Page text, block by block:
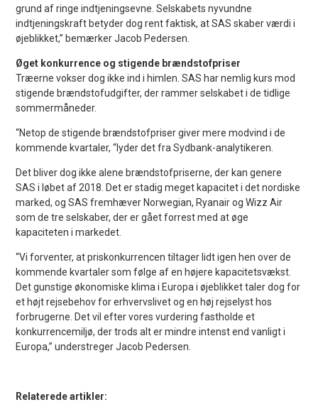
grund af ringe indtjeningsevne. Selskabets nyvundne
indtjeningskraft betyder dog rent faktisk, at SAS skaber værdi i
øjeblikket,” bemærker Jacob Pedersen.
Øget konkurrence og stigende brændstofpriser
Træerne vokser dog ikke ind i himlen. SAS har nemlig kurs mod
stigende brændstofudgifter, der rammer selskabet i de tidlige
sommermåneder.
“Netop de stigende brændstofpriser giver mere modvind i de
kommende kvartaler, “lyder det fra Sydbank-analytikeren.
Det bliver dog ikke alene brændstofpriserne, der kan genere
SAS i løbet af 2018. Det er stadig meget kapacitet i det nordiske
marked, og SAS fremhæver Norwegian, Ryanair og Wizz Air
som de tre selskaber, der er gået forrest med at øge
kapaciteten i markedet.
“Vi forventer, at priskonkurrencen tiltager lidt igen hen over de
kommende kvartaler som følge af en højere kapacitetsvækst.
Det gunstige økonomiske klima i Europa i øjeblikket taler dog for
et højt rejsebehov for erhvervslivet og en høj rejselyst hos
forbrugerne. Det vil efter vores vurdering fastholde et
konkurrencemiljø, der trods alt er mindre intenst end vanligt i
Europa,” understreger Jacob Pedersen.
Relaterede artikler: